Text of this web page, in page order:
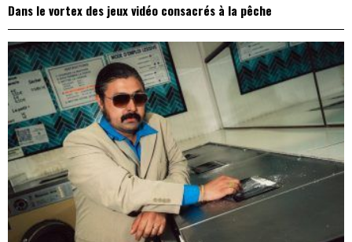
Dans le vortex des jeux vidéo consacrés à la pêche